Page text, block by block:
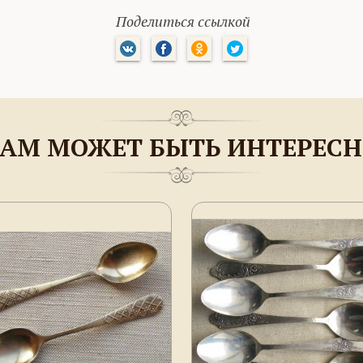
Поделиться ссылкой
МОЖЕТ БЫТЬ